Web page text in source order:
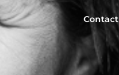
Contact